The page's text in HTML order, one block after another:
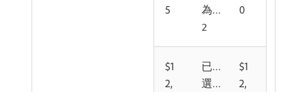
5
為
2
0
$1
2,
已
選
$1
2,